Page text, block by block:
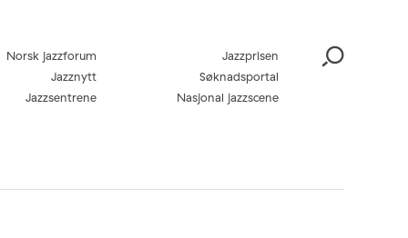
Norsk jazzforum
Jazzprisen
Jazznytt
Søknadsportal
Jazzsentrene
Nasjonal jazzscene